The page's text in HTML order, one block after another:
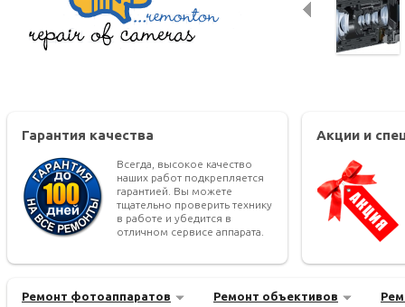
Гарантия качества
Всегда, высокое качество
наших работ подкрепляется
гарантией. Вы можете
тщательно проверить технику
в работе и убедится в
отличном сервисе аппарата.
Акции и
Ремонт фотоаппаратов Ремонт объективов